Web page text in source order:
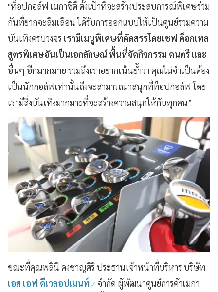
"ท็อปกอล์ฟ เมกาซิตี้ ตั้งเป้าที่จะสร้างประสบการณ์พิเศษร่วม
กันที่ยากจะลืมเลือน ได้รับการออกแบบให้เป็นศูนย์รวมความ
บันเทิงครบวงจร เรามีเมนูพิเศษที่คัดสรรโดยเชฟ ค็อกเทล
สูตรพิเศษอันเป็นเอกลักษณ์ พื้นที่จัดกิจกรรม ดนตรี และ
อื่นๆ อีกมากมาย รวมถึงเราอยากเน้นย้ำว่า คุณไม่จำเป็นต้อง
เป็นนักกอล์ฟเท่านั้นถึงจะสามารถมาสนุกที่ท็อปกอล์ฟ โดย
เรามีสิ่งบันเทิงมากมายที่จะสร้างความสนุกให้กับทุกคน”
ขณะที่คุณพลินี คงชาญศิริ ประธานเจ้าหน้าที่บริหาร บริษัท
เอส เอฟ ดีเวลอปเมนท์ จำกัด ผู้พัฒนาศูนย์การค้าเมกา